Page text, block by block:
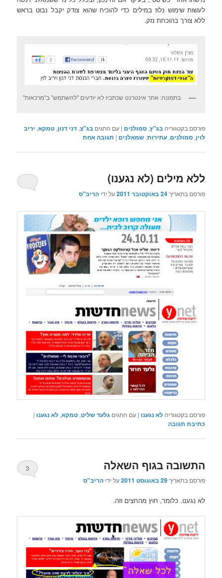
לעשות שימוש נלוז במילים כדי להוכיח שהוא צודק יקבל נבוט בראש
ללא צורך בהוכחת נזק.
בתמונה: אתר אינטרנט שכתביו לא יודעים "להשתמש" ב"מרכאות"
פורסם בקטגוריה בג"ץ,סמולנים |עם התגים בג"צ,דני דנון,טמקא, יריב
לוין,סמולנים,עתירות,שמאלנים | תגובהאחת
ללא מילים (לא נגענו)
פורסם בתאריך24 באוקטובר 2011 על ידיהריב"ס
פורסם בקטגוריה לא נגענו |עם התגים גלעד שליט,טמקא,לא נגענו |
כתיבת תגובה
התשובה בגוף השאלה
פורסם בתאריך29 באוגוסט 2011 על ידיהריב"ס
3
לא נגענו. כלומר, חוץ מהחצים וזה.